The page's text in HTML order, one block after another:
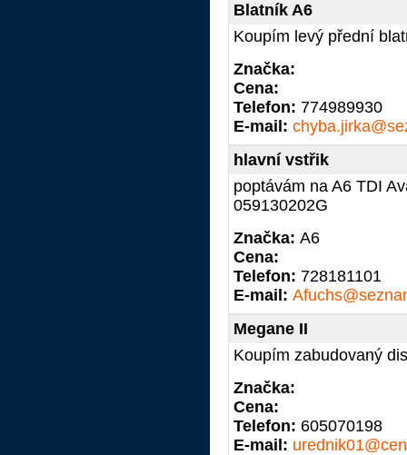
Blatník A6
Koupím levý přední
Značka:
Cena:
Telefon: 774989930
E-mail:
hlavní vstřik
poptávám na A6 TDI
059130202G
Značka: A6
Cena:
Telefon: 728181101
E-mail:
Megane II
Koupím zabudovaný
Značka:
Cena:
Telefon: 605070198
E-mail: